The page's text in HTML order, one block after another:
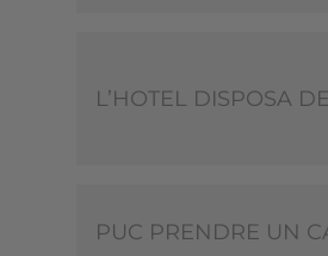
L’HOTEL DISPOSA
PUC PRENDRE UN